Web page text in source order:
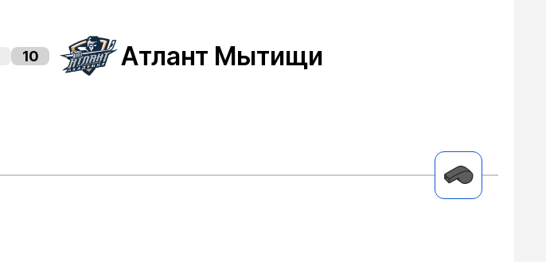
10 Атлант Мытищи